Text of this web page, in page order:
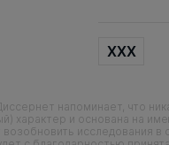
XXX
напоминает, что
характер и основана на
исследования в